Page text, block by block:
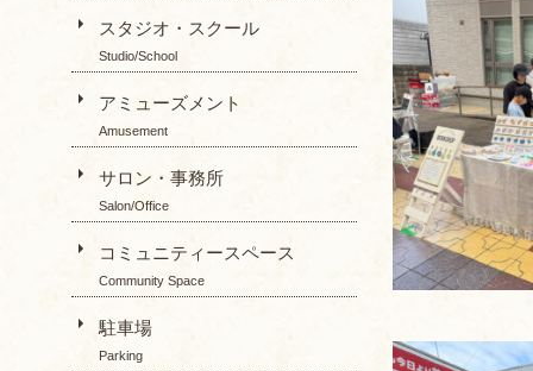
スタジオ・スクール
Studio/School
アミューズメント
Amusement
サロン・事務所
Salon/Office
コミュニティースペース
Community Space
駐車場
Parking